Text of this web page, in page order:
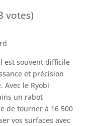
votes)
est souvent difficile
et précision
Avec le Ryobi
un rabot
de tourner à 16 500
vos surfaces avec